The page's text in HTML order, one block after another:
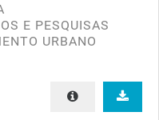
E PESQUISAS
URBANO